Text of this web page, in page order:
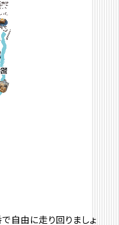
で自由に走り回りましょ